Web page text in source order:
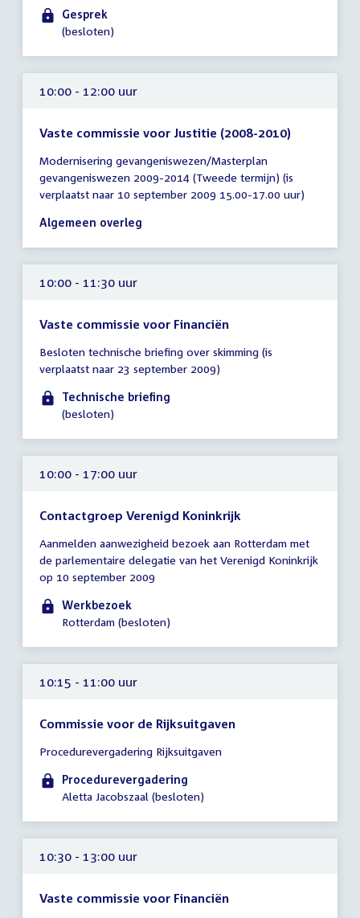
11:00
Gesprek
(besloten)
10:00 - 12:00 uur
Vaste commissie voor Justitie (2008-2010)
vergadering
10:00
-
12:00
Modernisering gevangeniswezen/Masterplan
gevangeniswezen 2009-2014 (Tweede termijn) (is
verplaatst naar 10 september 2009 15.00-17.00 uur)
Algemeen overleg
10:00 - 11:30 uur
Vaste commissie voor Financiën
vergadering
10:00
11:30
Besloten technische briefing over skimming (is
verplaatst naar 23 september 2009)
Technische briefing
(besloten)
10:00 - 17:00 uur
Contactgroep Verenigd Koninkrijk
vergadering
10:00
-
17:00
uur
Aanmelden aanwezigheid bezoek aan Rotterdam met
de parlementaire delegatie van het Verenigd Koninkrijk
op 10 september 2009
Werkbezoek
Rotterdam (besloten)
10:15 - 11:00 uur
Commissie voor de Rijksuitgaven
vergadering
10:15
-
uur
Procedurevergadering Rijksuitgaven
Procedurevergadering
Aletta Jacobszaal (besloten)
10:30 - 13:00 uur
Vaste commissie voor Financiën